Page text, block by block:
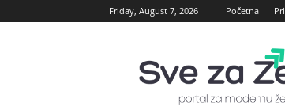
Friday, August 7, 2026 Početna
za
Zenu